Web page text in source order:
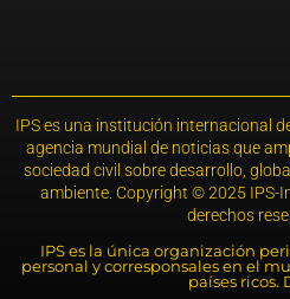
IPS es una institución internacional
agencia mundial de noticias que
sociedad civil sobre desarrollo,
ambiente. Copyright © 2025 IPS-
derechos
IPS es la única organización
personal y corresponsales en el
países ricos.